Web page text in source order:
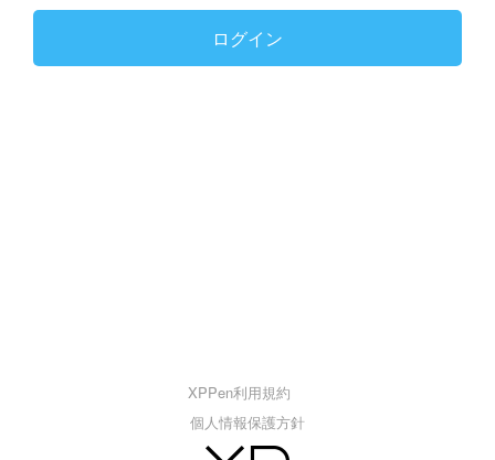
ログイン
XPPen利用規約
個人情報保護方針